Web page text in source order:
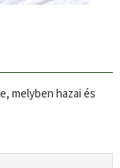
melyben hazai és